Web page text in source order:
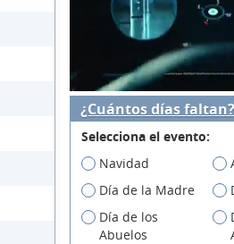
¿Cuántos días faltan?
Selecciona el evento:
Navidad
Día de la Madre
Día de los
Abuelos